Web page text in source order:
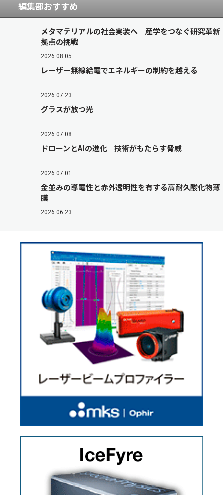
編集部おすすめ
メタマテリアルの社会実装へ 産学をつなぐ研究革新
拠点の挑戦
2026.08.05
レーザー無線給電でエネルギーの制約を越える
2026.07.23
グラスが放つ光
2026.07.08
ドローンとAIの進化 技術がもたらす脅威
2026.07.01
金並みの導電性と赤外透明性を有する高耐久酸化物薄
膜
2026.06.23